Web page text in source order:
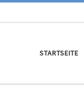
STARTSEITE